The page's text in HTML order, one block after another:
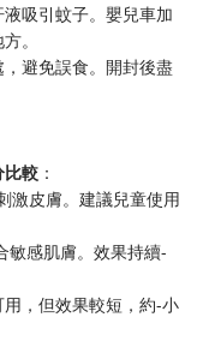
吸引蚊子。嬰兒車加
。
，避免誤食。開封後盡
比較​ ​：
激皮膚。建議兒童使用
敏感肌膚。效果持續-
用，但效果較短，約-小